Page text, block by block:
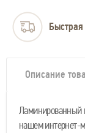
Описание
Ламинированный
нашем интернет-